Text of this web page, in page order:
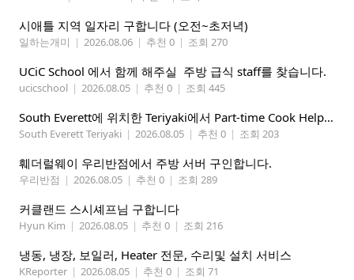
시애틀 지역 일자리 구합니다 (오전~초저녁)
일하는개미 | 2026.08.06 | 추천 0 | 조회 270
UCiC School 에서 함께 해주실 주방 급식 staff를 찾습니다.
ucicschool | 2026.08.05 | 추천 0 | 조회 445
South Everett에 위치한 Teriyaki에서 Part-time Cook Helper 구합니다. Mon-Sat, 4:00 pm-8:30 pm
South Everett Teriyaki | 2026.08.05 | 추천 0 | 조회 203
훼더럴웨이 우리반점에서 주방 서버 구인합니다.
우리반점 | 2026.08.05 | 추천 0 | 조회 289
커클랜드 스시셰프님 구합니다
Hyun Kim | 2026.08.05 | 추천 0 | 조회 216
냉동, 냉장, 보일러, Heater 전문, 수리및 설치 서비스
KReporter | 2026.08.05 | 추천 0 | 조회 71